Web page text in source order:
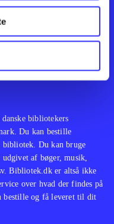
Feedback
bibliotekers
Du kan bestille
bibliotek. Du kan bruge
af bøger, musik,
Bibliotek.dk er altså ikke
over hvad der findes på
bestille og få leveret til dit